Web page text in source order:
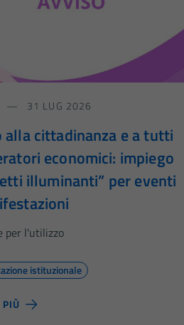
31 LUG 2026
alla cittadinanza e a tutti
economici: impiego
illuminanti” per eventi
per l'utilizzo
istituzionale